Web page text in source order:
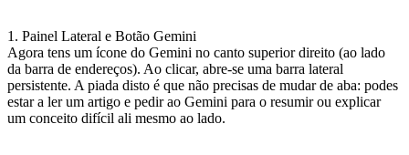
1. Painel Lateral e Botão Gemini
Agora tens um ícone do Gemini no canto superior direito (ao lado
da barra de endereços). Ao clicar, abre-se uma barra lateral
persistente. A piada disto é que não precisas de mudar de aba: podes
estar a ler um artigo e pedir ao Gemini para o resumir ou explicar
um conceito difícil ali mesmo ao lado.